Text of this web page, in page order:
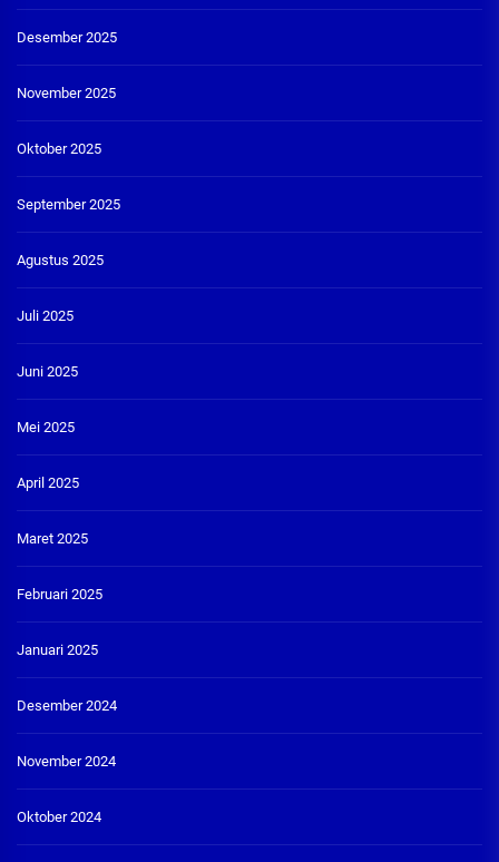
Desember 2025
November 2025
Oktober 2025
September 2025
Agustus 2025
Juli 2025
Juni 2025
Mei 2025
April 2025
Maret 2025
Februari 2025
Januari 2025
Desember 2024
November 2024
Oktober 2024